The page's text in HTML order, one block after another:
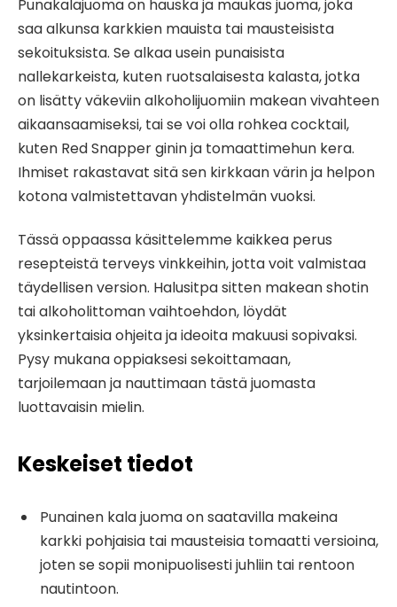
Punakalajuoma on hauska ja maukas juoma, joka
saa alkunsa karkkien mauista tai mausteisista
sekoituksista. Se alkaa usein punaisista
nallekarkeista, kuten ruotsalaisesta kalasta, jotka
on lisätty väkeviin alkoholijuomiin makean vivahteen
aikaansaamiseksi, tai se voi olla rohkea cocktail,
kuten Red Snapper ginin ja tomaattimehun kera.
Ihmiset rakastavat sitä sen kirkkaan värin ja helpon
kotona valmistettavan yhdistelmän vuoksi.
Tässä oppaassa käsittelemme kaikkea perus
resepteistä terveys vinkkeihin, jotta voit valmistaa
täydellisen version. Halusitpa sitten makean shotin
tai alkoholittoman vaihtoehdon, löydät
yksinkertaisia ​​ohjeita ja ideoita makuusi sopivaksi.
Pysy mukana oppiaksesi sekoittamaan,
tarjoilemaan ja nauttimaan tästä juomasta
luottavaisin mielin.
Keskeiset tiedot
Punainen kala juoma on saatavilla makeina
karkki pohjaisia tai mausteisia tomaatti versioina,
joten se sopii monipuolisesti juhliin tai rentoon
nautintoon.